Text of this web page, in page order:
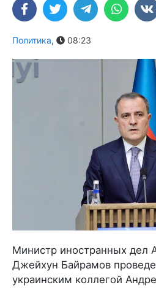
Политика, 08:23
Министр иностранных дел
Джейхун Байрамов
украинским коллегой